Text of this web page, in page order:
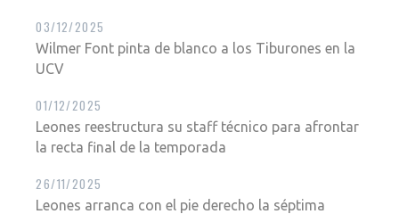
Wilmer Font pinta de blanco a los Tiburones en la
UCV
03/12/2025
Leones reestructura su staff técnico para afrontar
la recta final de la temporada
01/12/2025
Leones arranca con el pie derecho la séptima
26/11/2025